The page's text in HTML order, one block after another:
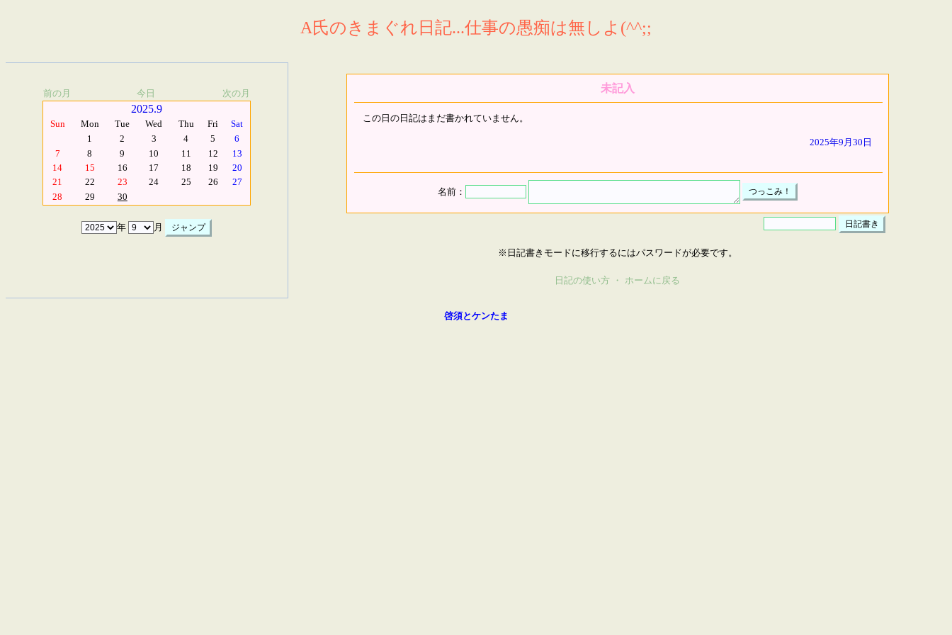
A氏のきまぐれ日記...仕事の愚痴は無しよ(^^;;
前の月 今日 次の月
2025.9
Sun Mon Tue Wed Thu Fri
Sat
1
2 3 4 5
6
7
8 9 10 11 12
13
14
15 16 17 18 19
20
21
22 23 24 25 26
27
28
29 30
年 月
未記入
この日の日記はまだ書かれていません。
2025年9月30日
名前：
※日記書きモードに移行するにはパスワードが必要です。
日記の使い方 ・ ホームに戻る
啓須とケンたま